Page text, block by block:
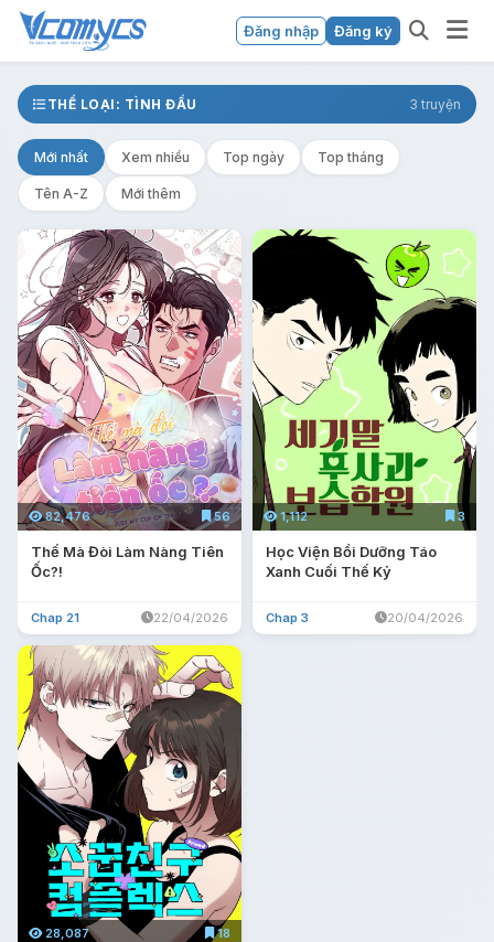
Đăng nhập Đăng ký
THỂ LOẠI: TÌNH ĐẦU 3 truyện
Mới nhất Xem nhiều Top ngày Top tháng
Tên A-Z Mới thêm
82,476 56
Thế Mà Đòi Làm Nàng Tiên
Ốc?!
Chap 21 22/04/2026
1,112 3
Học Viện Bồi Dưỡng Táo
Xanh Cuối Thế Kỷ
Chap 3 20/04/2026
28,087 18